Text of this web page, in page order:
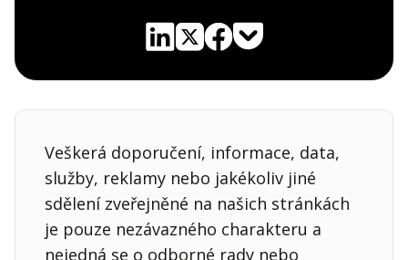
Veškerá doporučení, informace, data,
služby, reklamy nebo jakékoliv jiné
sdělení zveřejněné na našich stránkách
je pouze nezávazného charakteru a
nejedná se o odborné rady nebo